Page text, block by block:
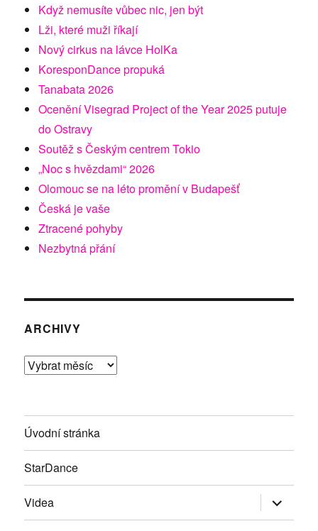
Když nemusíte vůbec nic, jen být
Lži, které muži říkají
Nový cirkus na lávce HolKa
KoresponDance propuká
Tanabata 2026
Ocenění Visegrad Project of the Year 2025 putuje
do Ostravy
Soutěž s Českým centrem Tokio
„Noc s hvězdami“ 2026
Olomouc se na léto promění v Budapešť
Česká je vaše
Ztracené pohyby
Nezbytná přání
ARCHIVY
Archivy
Úvodní stránka
StarDance
Videa Zobrazit
položky